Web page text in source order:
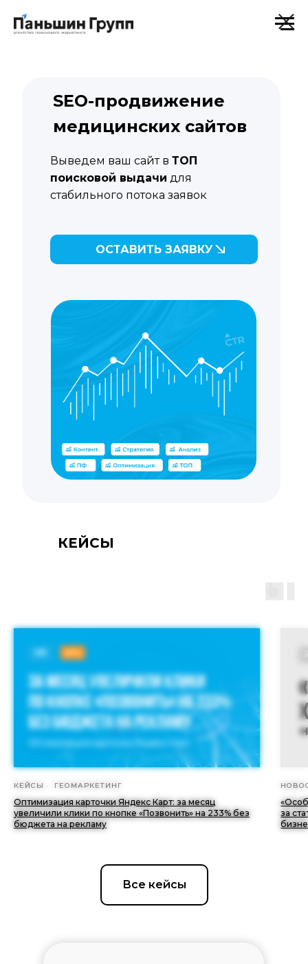
SEO-продвижение
медицинских сайтов
Выведем ваш сайт в ТОП
поисковой выдачи для
стабильного потока заявок
ОСТАВИТЬ ЗАЯВКУ
КЕЙСЫ
КЕЙСЫ ГЕОМАРКЕТИНГ
Оптимизация карточки Яндекс Карт: за месяц
увеличили клики по кнопке «Позвонить» на 233% без
бюджета на рекламу
за
Все кейсы